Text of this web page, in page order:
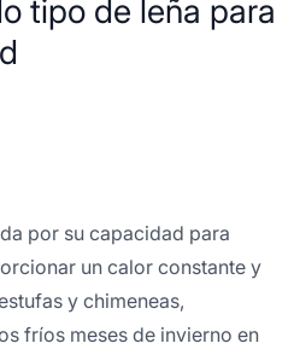
tipo de leña para
por su capacidad para
un calor constante y
y chimeneas,
fríos meses de invierno en